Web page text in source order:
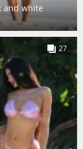
and white
27